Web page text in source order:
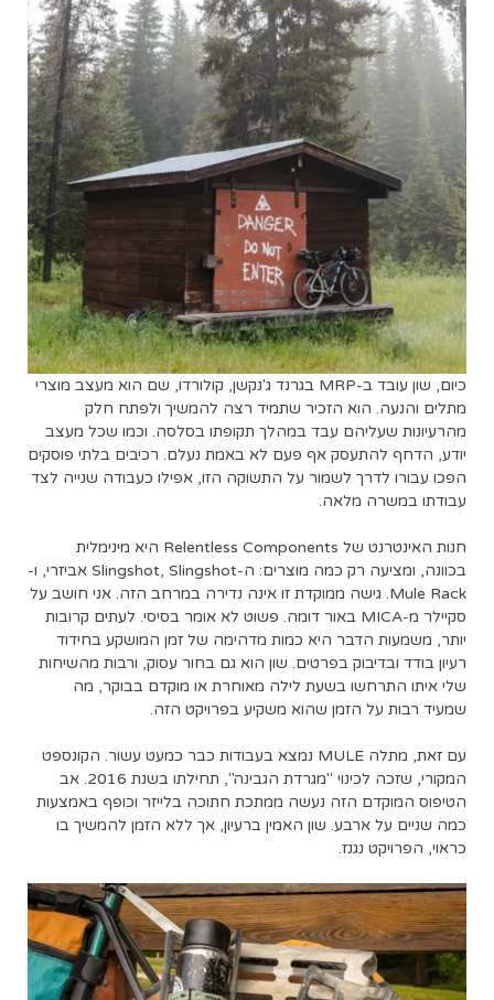
כיום, שון עובד ב-MRP בגרנד ג'נקשן, קולורדו, שם הוא מעצב מוצרי
מתלים והנעה. הוא הזכיר שתמיד רצה להמשיך ולפתח חלק
מהרעיונות שעליהם עבד במהלך תקופתו בסלסה. וכמו שכל מעצב
יודע, הדחף להתעסק אף פעם לא באמת נעלם. רכיבים בלתי פוסקים
הפכו עבורו לדרך לשמור על התשוקה הזו, אפילו כעבודה שנייה לצד
עבודתו במשרה מלאה.
חנות האינטרנט של Relentless Components היא מינימלית
בכוונה, ומציעה רק כמה מוצרים: ה-Slingshot, Slingshot אביזרי, ו-
Mule Rack. גישה ממוקדת זו אינה נדירה במרחב הזה. אני חושב על
סקיילר מ-MICA באור דומה. פשוט לא אומר בסיסי. לעתים קרובות
יותר, משמעות הדבר היא כמות מדהימה של זמן המושקע בחידוד
רעיון בודד ובדיבוק בפרטים. שון הוא גם בחור עסוק, ורבות מהשיחות
שלי איתו התרחשו בשעת לילה מאוחרת או מוקדם בבוקר, מה
שמעיד רבות על הזמן שהוא משקיע בפרויקט הזה.
עם זאת, מתלה MULE נמצא בעבודות כבר כמעט עשור. הקונספט
המקורי, שזכה לכינוי "מגרדת הגבינה", תחילתו בשנת 2016. אב
הטיפוס המוקדם הזה נעשה ממתכת חתוכה בלייזר וכופף באמצעות
כמה שניים על ארבע. שון האמין ברעיון, אך ללא הזמן להמשיך בו
כראוי, הפרויקט נגנז.